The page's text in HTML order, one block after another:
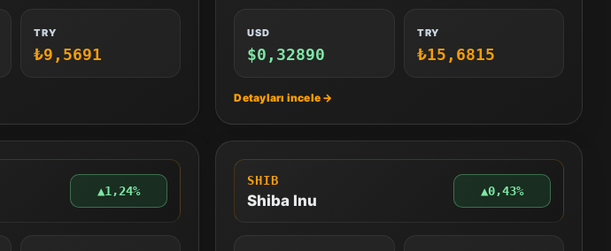
TRY
₺9,5691
USD
$0,32890
TRY
₺15,6815
▲1,24%
SHIB
Shiba Inu
▲0,43%